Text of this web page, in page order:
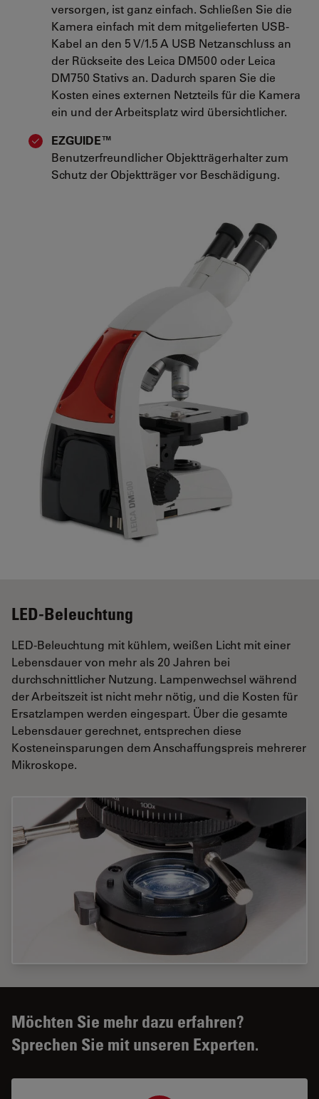
versorgen, ist ganz einfach. Schließen Sie die
Kamera einfach mit dem mitgelieferten USB-
Kabel an den 5 V/1.5 A USB Netzanschluss an
der Rückseite des Leica DM500 oder Leica
DM750 Stativs an. Dadurch sparen Sie die
Kosten eines externen Netzteils für die Kamera
ein und der Arbeitsplatz wird übersichtlicher.
EZGUIDE™
Benutzerfreundlicher Objektträgerhalter zum
Schutz der Objektträger vor Beschädigung.
LED-Beleuchtung
LED-Beleuchtung mit kühlem, weißen Licht mit einer
Lebensdauer von mehr als 20 Jahren bei
durchschnittlicher Nutzung. Lampenwechsel während
der Arbeitszeit ist nicht mehr nötig, und die Kosten für
Ersatzlampen werden eingespart. Über die gesamte
Lebensdauer gerechnet, entsprechen diese
Kosteneinsparungen dem Anschaffungspreis mehrerer
Mikroskope.
Möchten Sie mehr dazu erfahren?
Sprechen Sie mit unseren Experten.